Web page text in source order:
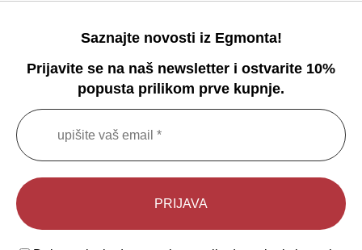
Saznajte novosti iz Egmonta!
Prijavite se na naš newsletter i ostvarite 10%
popusta prilikom prve kupnje.